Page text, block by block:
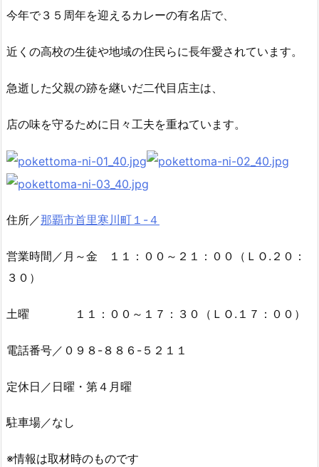
今年で３５周年を迎えるカレーの有名店で、
近くの高校の生徒や地域の住民らに長年愛されています。
急逝した父親の跡を継いだ二代目店主は、
店の味を守るために日々工夫を重ねています。
住所／那覇市首里寒川町１-４
営業時間／月～金 １１：００～２１：００
（ＬＯ.２０：
３０）
土曜 １１：００～１７：３０ （ＬＯ.１７：００）
電話番号／０９８-８８６-５２１１
定休日／日曜・第４月曜
駐車場／なし
※情報は取材時のものです